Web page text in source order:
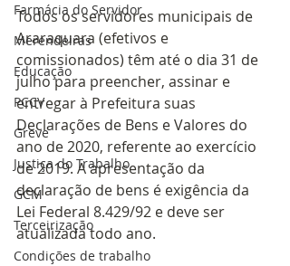
Farmácia do Servidor
Merendeiras
Educação
PCCV
Greve
Justiça do Trabalho
GCM
Terceirização
Condições de trabalho
Todos os servidores municipais de
Araraquara (efetivos e
comissionados) têm até o dia 31 de
julho para preencher, assinar e
entregar à Prefeitura suas
Declarações de Bens e Valores do
ano de 2020, referente ao exercício
de 2019. A apresentação da
declaração de bens é exigência da
Lei Federal 8.429/92 e deve ser
atualizada todo ano.